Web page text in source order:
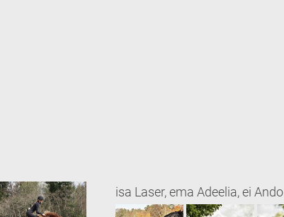
isa Laser, ema Adeelia, ei Ando